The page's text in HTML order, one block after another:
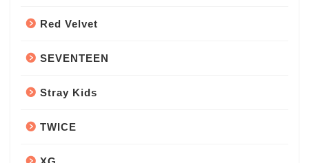
Red Velvet
SEVENTEEN
Stray Kids
TWICE